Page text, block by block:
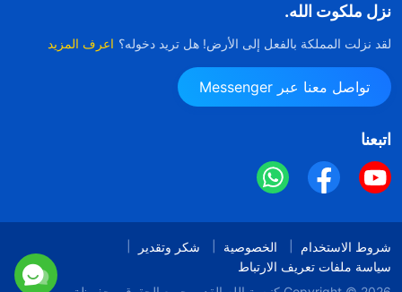
نزل ملكوت الله.
لقد نزلت المملكة بالفعل إلى الأرض! هل تريد دخوله؟ اعرف المزيد
تواصل معنا عبر Messenger
اتبعنا
شروط الاستخدام الخصوصية
شكر وتقدير
سياسة ملفات تعريف الارتباط